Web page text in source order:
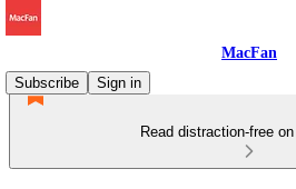
MacFan
Subscribe
Sign in
Read distraction-free